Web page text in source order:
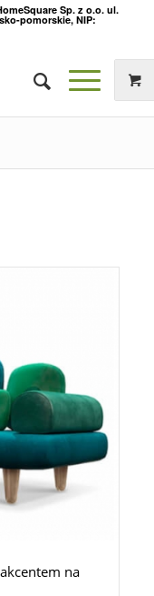
Sp. z o.o. ul.
pomorskie, NIP:
na